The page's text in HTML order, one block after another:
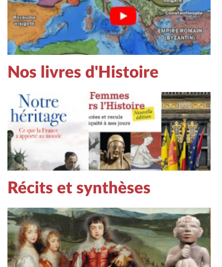
Nos livres d'Histoire
Récits et synthèses